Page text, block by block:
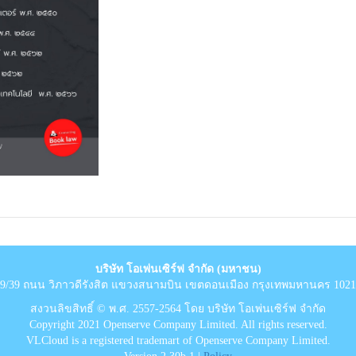
บริษัท โอเพ่นเซิร์ฟ จำกัด (มหาชน)
39 ถนน วิภาวดีรังสิต แขวงสนามบิน เขตดอนเมือง กรุงเทพมหานคร
สงวนลิขสิทธิ์ © พ.ศ. 2557-2564 โดย บริษัท โอเพ่นเซิร์ฟ จำกัด
Copyright 2021 Openserve Company Limited. All rights reserved.
VLCloud is a registered trademart of Openserve Company Limited.